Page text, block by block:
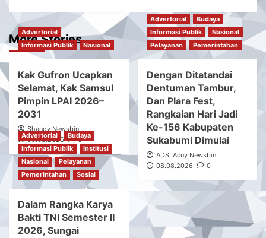
More Stories
Advertorial
Informasi Publik
Nasional
Kak Gufron Ucapkan
Selamat, Kak Samsul
Pimpin LPAI 2026–
2031
Shandy Newsbin
09.08.2026
0
Advertorial
Budaya
Informasi Publik
Nasional
Pelayanan
Pemerintahan
Dengan Ditatandai
Dentuman Tambur,
Dan Plara Fest,
Rangkaian Hari Jadi
Ke-156 Kabupaten
Sukabumi Dimulai
ADS. Acuy Newsbin
08.08.2026
0
Advertorial
Budaya
Informasi Publik
Institusi
Nasional
Pelayanan
Pemerintahan
Sosial
Dalam Rangka Karya
Bakti TNI Semester II
2026, Sungai